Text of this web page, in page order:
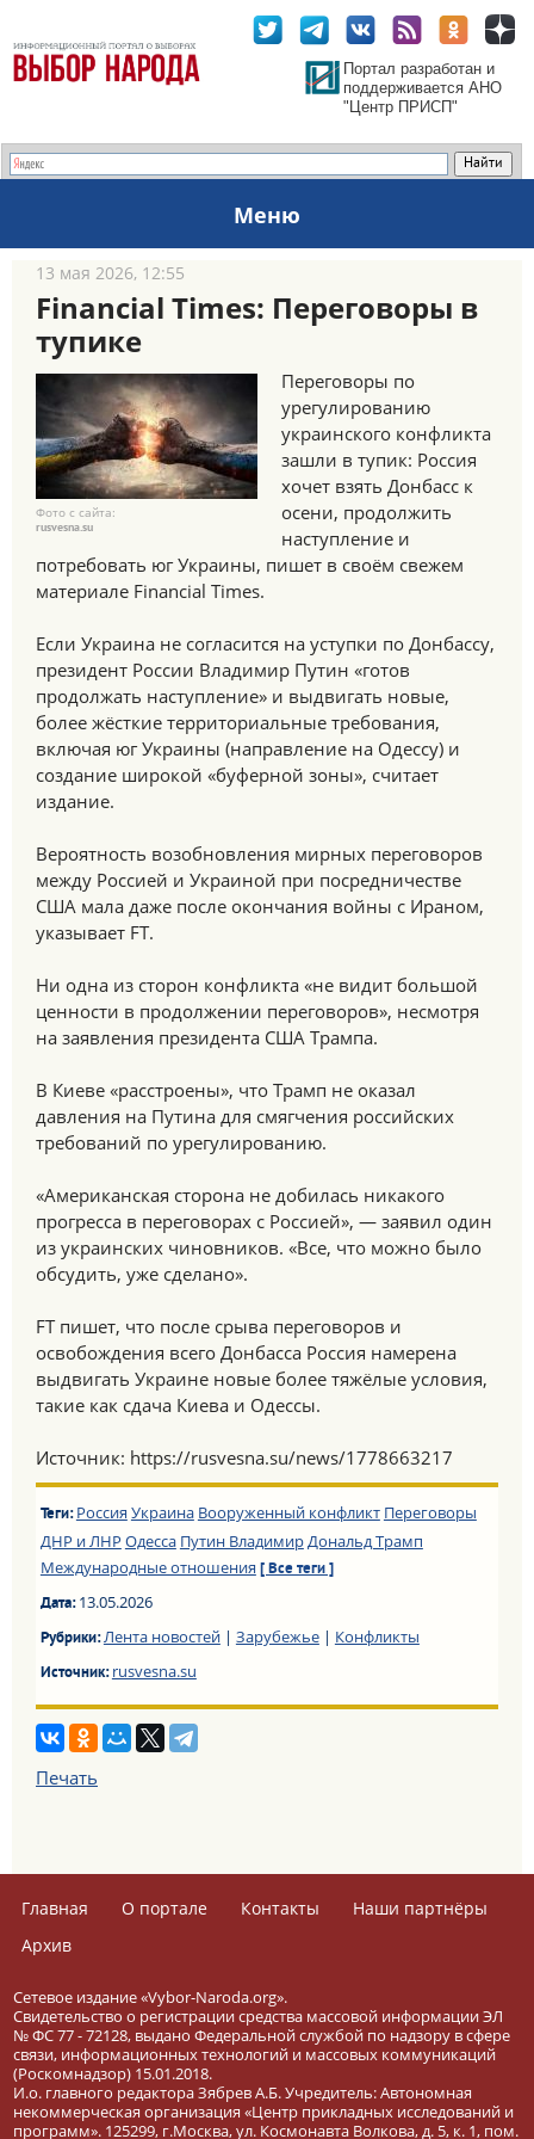
Портал разработан и
поддерживается АНО
"Центр ПРИСП"
Меню
13 мая 2026, 12:55
Financial Times: Переговоры в
тупике
Фото с сайта:
rusvesna.su
Переговоры по
урегулированию
украинского конфликта
зашли в тупик: Россия
хочет взять Донбасс к
осени, продолжить
наступление и
потребовать юг Украины, пишет в своём свежем
материале Financial Times.
Если Украина не согласится на уступки по Донбассу,
президент России Владимир Путин «готов
продолжать наступление» и выдвигать новые,
более жёсткие территориальные требования,
включая юг Украины (направление на Одессу) и
создание широкой «буферной зоны», считает
издание.
Вероятность возобновления мирных переговоров
между Россией и Украиной при посредничестве
США мала даже после окончания войны с Ираном,
указывает FT.
Ни одна из сторон конфликта «не видит большой
ценности в продолжении переговоров», несмотря
на заявления президента США Трампа.
В Киеве «расстроены», что Трамп не оказал
давления на Путина для смягчения российских
требований по урегулированию.
«Американская сторона не добилась никакого
прогресса в переговорах с Россией», — заявил один
из украинских чиновников. «Все, что можно было
обсудить, уже сделано».
FT пишет, что после срыва переговоров и
освобождения всего Донбасса Россия намерена
выдвигать Украине новые более тяжёлые условия,
такие как сдача Киева и Одессы.
Источник: https://rusvesna.su/news/1778663217
Теги: Россия Украина Вооруженный конфликт Переговоры
ДНР и ЛНР Одесса Путин ВладимирДональд Трамп
Международные отношения [ Все теги ]
Дата:13.05.2026
Рубрики:Лента новостей| Зарубежье| Конфликты
Источник:rusvesna.su
Печать
Главная О портале Контакты
Наши партнёры
Архив
Сетевое издание «Vybor-Naroda.org».
Свидетельство о регистрации средства массовой информации ЭЛ
№ ФС 77 - 72128, выдано Федеральной службой по надзору в сфере
связи, информационных технологий и массовых коммуникаций
(Роскомнадзор) 15.01.2018.
И.о. главного редактора Зябрев А.Б. Учредитель: Автономная
некоммерческая организация «Центр прикладных исследований и
программ». 125299, г.Москва, ул. Космонавта Волкова, д. 5, к. 1, пом.